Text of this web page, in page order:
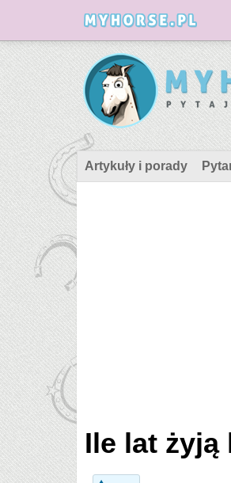
Artykuły i porady
Ile lat żyją